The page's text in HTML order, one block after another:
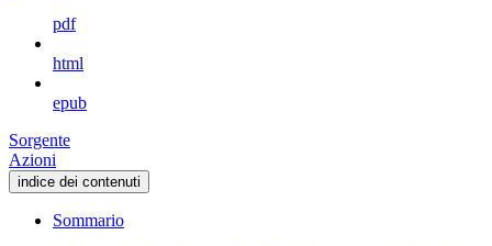
pdf
html
epub
Sorgente
Azioni
indice dei contenuti
Sommario